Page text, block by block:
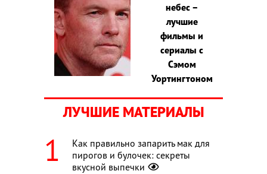
небес –
лучшие
фильмы и
сериалы с
Сэмом
Уортингтоном
ЛУЧШИЕ МАТЕРИАЛЫ
Как правильно запарить мак для
пирогов и булочек: секреты
вкусной выпечки